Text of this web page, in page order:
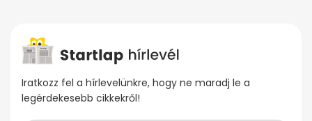
Iratkozz fel a hírlevelünkre, hogy ne maradj le a
legérdekesebb cikkekről!